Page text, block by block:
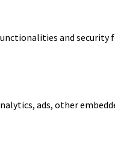
and security
ads, other